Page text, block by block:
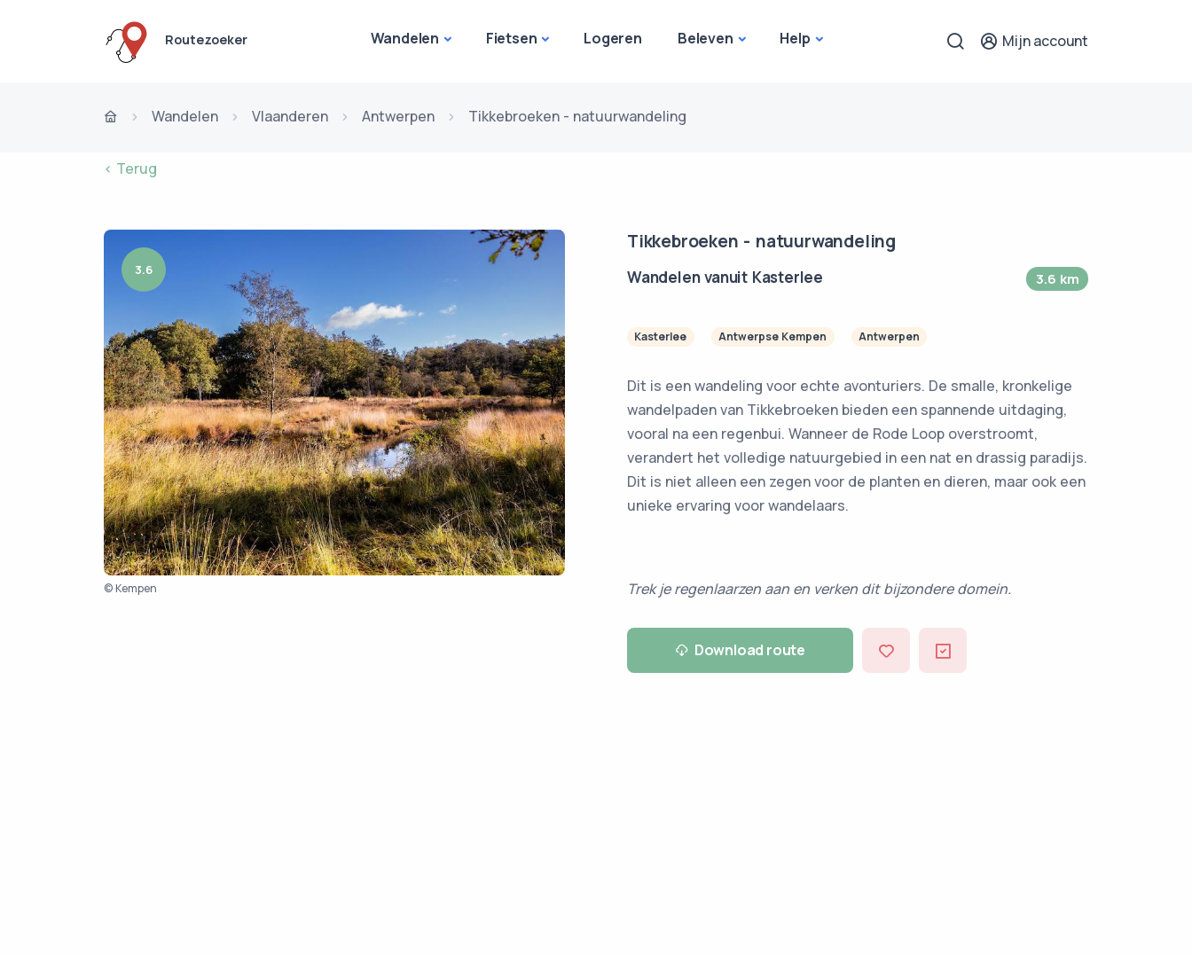
Routezoeker Wandelen Fietsen Logeren Beleven Help Mijn account
Wandelen Vlaanderen Antwerpen Tikkebroeken - natuurwandeling
< Terug
3.6
© Kempen
Tikkebroeken - natuurwandeling
Wandelen vanuit Kasterlee 3.6 km
Kasterlee Antwerpse Kempen Antwerpen
Dit is een wandeling voor echte avonturiers. De smalle, kronkelige
wandelpaden van Tikkebroeken bieden een spannende uitdaging,
vooral na een regenbui. Wanneer de Rode Loop overstroomt,
verandert het volledige natuurgebied in een nat en drassig paradijs.
Dit is niet alleen een zegen voor de planten en dieren, maar ook een
unieke ervaring voor wandelaars.
Trek je regenlaarzen aan en verken dit bijzondere domein.
Download route